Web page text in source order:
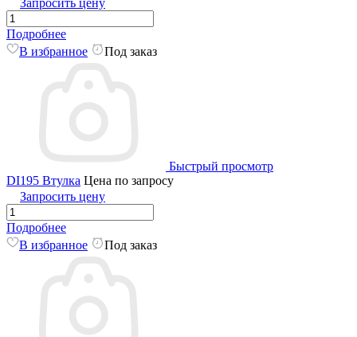
Запросить цену
Подробнее
В избранное
Под заказ
Быстрый просмотр
DI195 Втулка Цена по запросу
Запросить цену
Подробнее
В избранное
Под заказ